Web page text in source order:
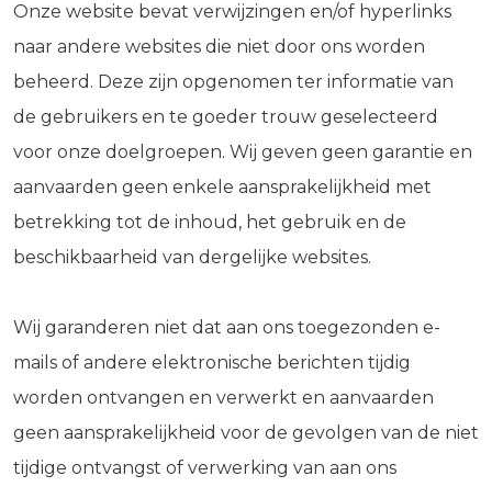
Onze website bevat verwijzingen en/of hyperlinks
naar andere websites die niet door ons worden
beheerd. Deze zijn opgenomen ter informatie van
de gebruikers en te goeder trouw geselecteerd
voor onze doelgroepen. Wij geven geen garantie en
aanvaarden geen enkele aansprakelijkheid met
betrekking tot de inhoud, het gebruik en de
beschikbaarheid van dergelijke websites.
Wij garanderen niet dat aan ons toegezonden e-
mails of andere elektronische berichten tijdig
worden ontvangen en verwerkt en aanvaarden
geen aansprakelijkheid voor de gevolgen van de niet
tijdige ontvangst of verwerking van aan ons